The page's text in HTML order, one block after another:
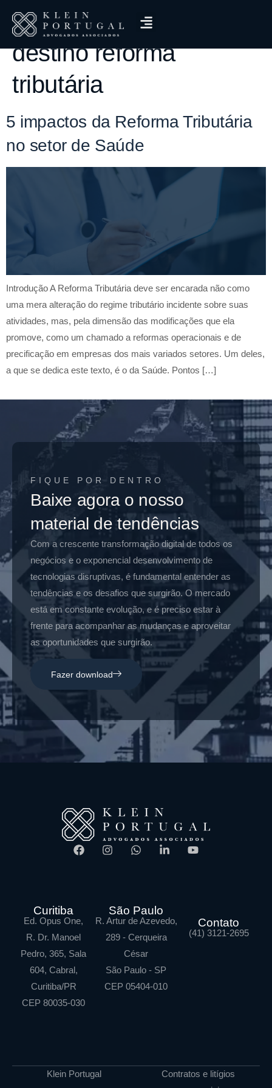
Tag:tributação no
destino reforma
tributária
5 impactos da Reforma Tributária
no setor de Saúde
Introdução A Reforma Tributária deve ser encarada não como
uma mera alteração do regime tributário incidente sobre suas
atividades, mas, pela dimensão das modificações que ela
promove, como um chamado a reformas operacionais e de
precificação em empresas dos mais variados setores. Um deles,
a que se dedica este texto, é o da Saúde. Pontos […]
FIQUE POR DENTRO
Baixe agora o nosso
material de tendências
Com a crescente transformação digital de todos os
negócios e o exponencial desenvolvimento de
tecnologias disruptivas, é fundamental entender as
tendências e os desafios que surgirão. O mercado
está em constante evolução, e é preciso estar à
frente para acompanhar as mudanças e aproveitar
as oportunidades que surgirão.
Fazer download
Curitiba
Ed. Opus One,
R. Dr. Manoel
Pedro, 365, Sala
604, Cabral,
Curitiba/PR
CEP 80035-030
São Paulo
R. Artur de Azevedo,
289 - Cerqueira
César
São Paulo - SP
CEP 05404-010
Contato
(41) 3121-2695
Klein Portugal
Contratos e litígios